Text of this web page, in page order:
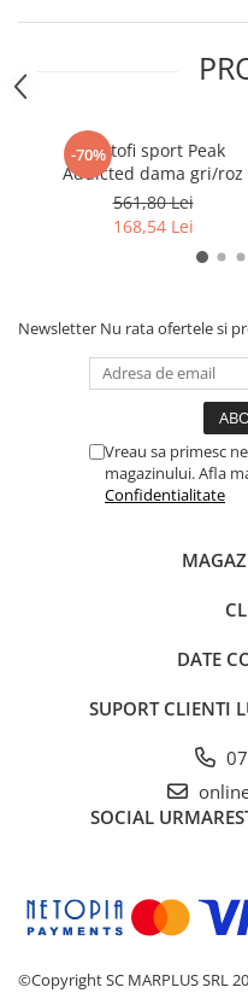
-70%
Pantofi sport Peak
Addicted dama gri/roz
561,80 Lei
168,54 Lei
Newsletter Nu rata ofertele si
Vreau sa primesc
magazinului. Afla
Confidentialitate
DATE
SUPORT CLIENTI
SOCIAL
©Copyright SC MARPLUS SRL